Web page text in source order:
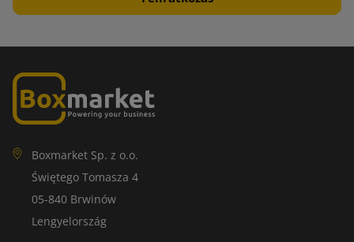
Boxmarket Sp. z o.o.
Świętego Tomasza 4
05-840 Brwinów
Lengyelország